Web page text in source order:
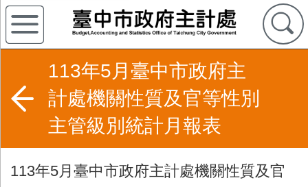
113年5月臺中市政府主
計處機關性質及官等性別
主管級別統計月報表
113年5月臺中市政府主計處機關性質及官